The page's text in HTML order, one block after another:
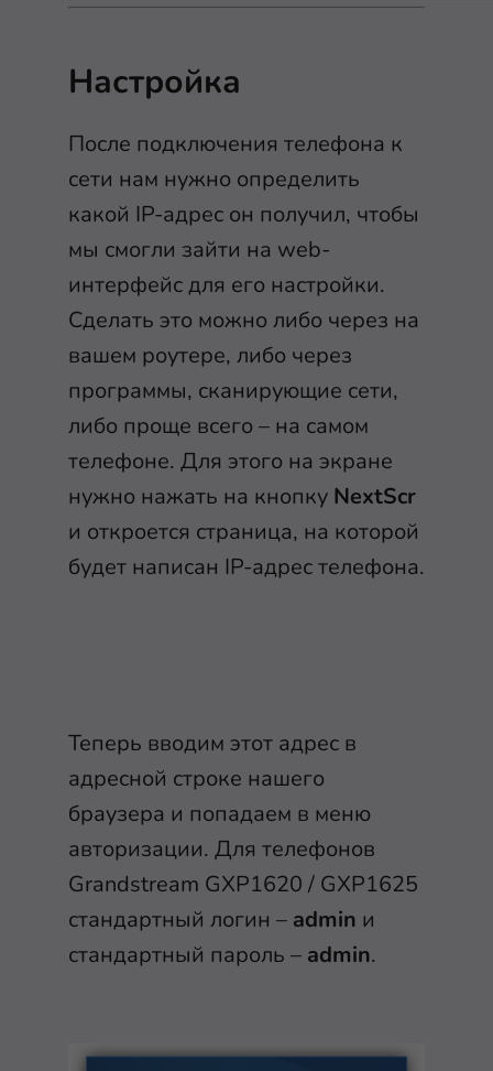
Настройка
После подключения телефона к
сети нам нужно определить
какой IP-адрес он получил, чтобы
мы смогли зайти на web-
интерфейс для его настройки.
Сделать это можно либо через на
вашем роутере, либо через
программы, сканирующие сети,
либо проще всего – на самом
телефоне. Для этого на экране
нужно нажать на кнопку NextScr
и откроется страница, на которой
будет написан IP-адрес телефона.
Теперь вводим этот адрес в
адресной строке нашего
браузера и попадаем в меню
авторизации. Для телефонов
Grandstream GXP1620 / GXP1625
стандартный логин – admin и
стандартный пароль – admin.